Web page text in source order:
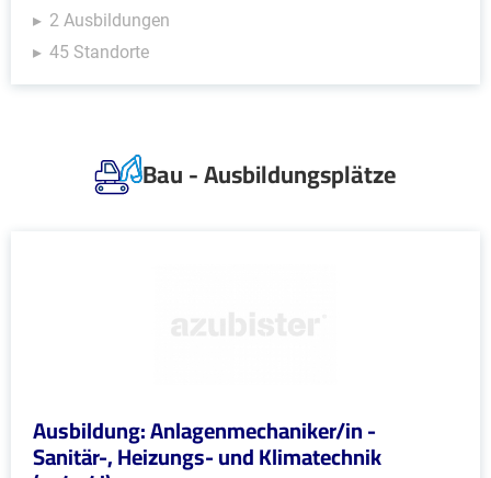
2 Ausbildungen
45 Standorte
Bau - Ausbildungsplätze
Ausbildung: Anlagenmechaniker/in -
Sanitär-, Heizungs- und Klimatechnik